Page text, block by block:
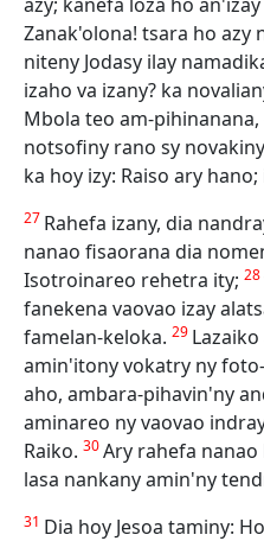
Zanak'olona! tsara ho azy
niteny Jodasy ilay
izaho va izany? ka
Mbola teo am-
notsofiny rano sy
ka hoy izy: Raiso ary
27 Rahefa izany, dia
nanao fisaorana dia
Isotroinareo rehetra ity; 28
fanekena vaovao izay
famelan-keloka. 29
amin'itony vokatry ny
aho, ambara-pihavin'ny
aminareo ny vaovao
Raiko. 30Ary rahefa
lasa nankany amin'ny
31 Dia hoy Jesoa taminy: